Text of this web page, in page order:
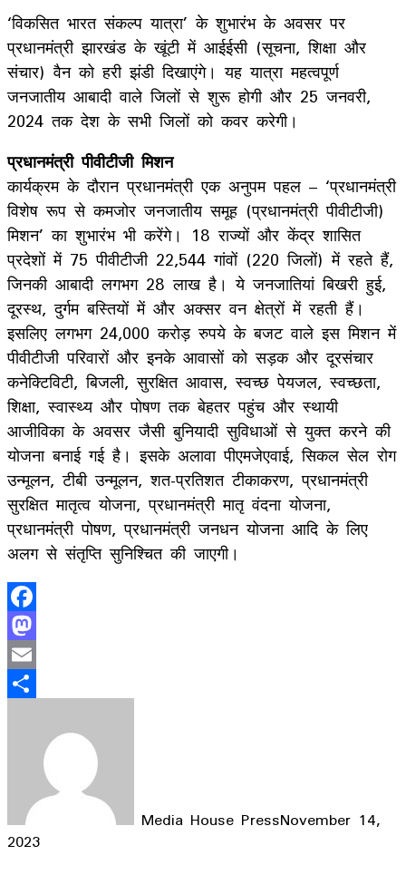
‘विकसित भारत संकल्प यात्रा’ के शुभारंभ के अवसर पर
प्रधानमंत्री झारखंड के खूंटी में आईईसी (सूचना, शिक्षा और
संचार) वैन को हरी झंडी दिखाएंगे। यह यात्रा महत्वपूर्ण
जनजातीय आबादी वाले जिलों से शुरू होगी और 25 जनवरी,
2024 तक देश के सभी जिलों को कवर करेगी।
प्रधानमंत्री पीवीटीजी मिशन
कार्यक्रम के दौरान प्रधानमंत्री एक अनुपम पहल – ‘प्रधानमंत्री
विशेष रूप से कमजोर जनजातीय समूह (प्रधानमंत्री पीवीटीजी)
मिशन’ का शुभारंभ भी करेंगे। 18 राज्यों और केंद्र शासित
प्रदेशों में 75 पीवीटीजी 22,544 गांवों (220 जिलों) में रहते हैं,
जिनकी आबादी लगभग 28 लाख है। ये जनजातियां बिखरी हुई,
दूरस्थ, दुर्गम बस्तियों में और अक्सर वन क्षेत्रों में रहती हैं।
इसलिए लगभग 24,000 करोड़ रुपये के बजट वाले इस मिशन में
पीवीटीजी परिवारों और इनके आवासों को सड़क और दूरसंचार
कनेक्टिविटी, बिजली, सुरक्षित आवास, स्वच्छ पेयजल, स्वच्छता,
शिक्षा, स्वास्थ्य और पोषण तक बेहतर पहुंच और स्थायी
आजीविका के अवसर जैसी बुनियादी सुविधाओं से युक्त करने की
योजना बनाई गई है। इसके अलावा पीएमजेएवाई, सिकल सेल रोग
उन्मूलन, टीबी उन्मूलन, शत-प्रतिशत टीकाकरण, प्रधानमंत्री
सुरक्षित मातृत्व योजना, प्रधानमंत्री मातृ वंदना योजना,
प्रधानमंत्री पोषण, प्रधानमंत्री जनधन योजना आदि के लिए
अलग से संतृप्ति सुनिश्चित की जाएगी।
Facebook
Mastodon
Email
Media House PressNovember 14,
2023